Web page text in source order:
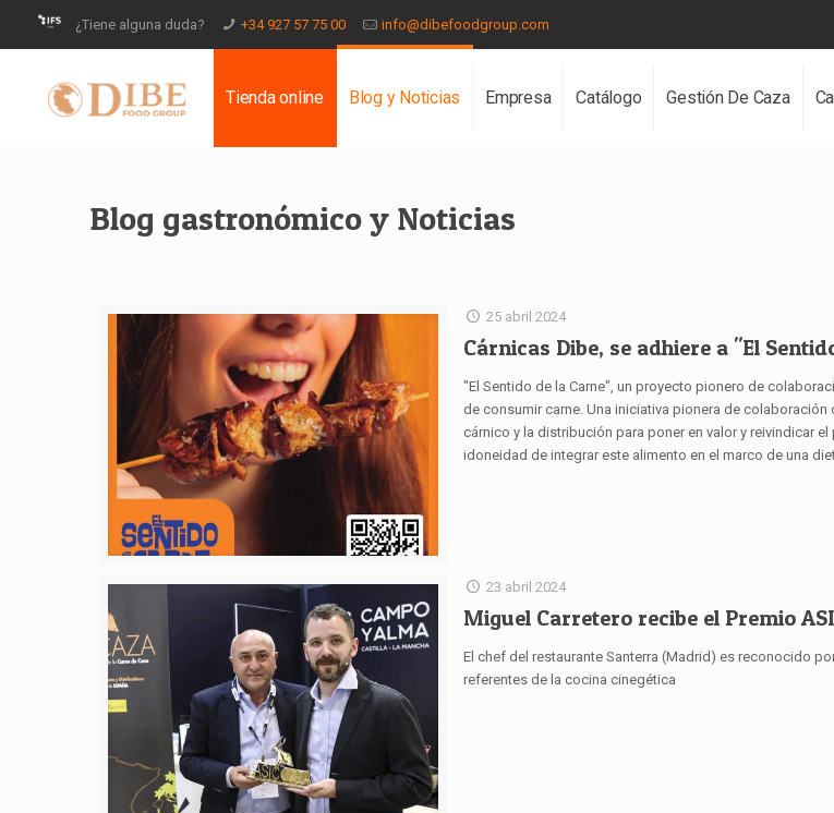
¿Tiene alguna duda? +34 927 57 75 00 info@dibefoodgroup.com
Tienda online Blog y Noticias Empresa Catálogo Gestión De Caza
Blog gastronómico y Noticias
25 abril 2024
Cárnicas Dibe, se adhiere a "El
"El Sentido de la Carne", un proyecto pionero de
de consumir carne. Una iniciativa pionera de
cárnico y la distribución para poner en valor y reivindicar
idoneidad de integrar este alimento en el marco de una
23 abril 2024
Miguel Carretero recibe el Premio
El chef del restaurante Santerra (Madrid) es reconocido
referentes de la cocina cinegética